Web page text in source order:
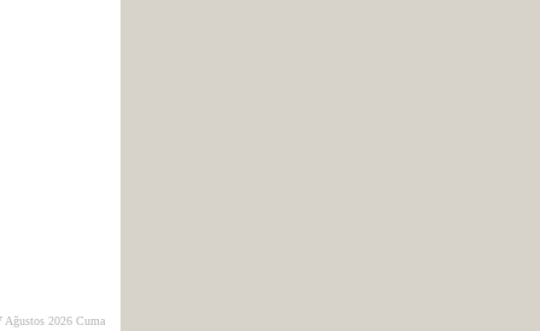
Ağustos 2026 Cuma